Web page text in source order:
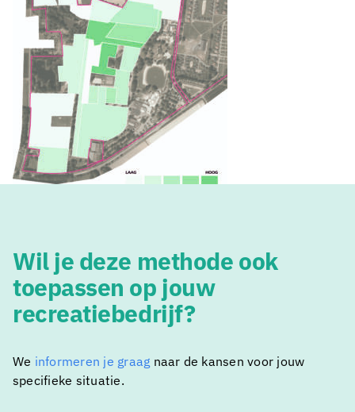
Wil je deze methode ook
toepassen op jouw
recreatiebedrijf?
We informeren je graag naar de kansen voor jouw
specifieke situatie.